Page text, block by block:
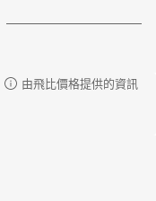
由飛比價格提供的資訊